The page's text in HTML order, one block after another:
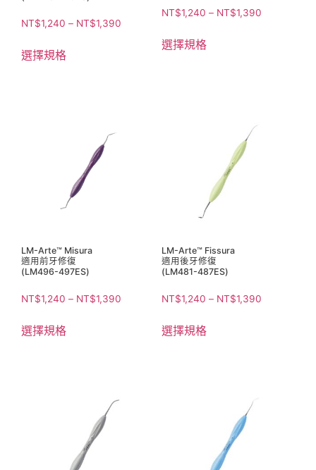
NT$1,240 – NT$1,390
選擇規格
NT$1,240 – NT$1,390
選擇規格
LM-Arte™ Misura
適用前牙修復
(LM496-497ES)
NT$1,240 – NT$1,390
選擇規格
LM-Arte™ Fissura
適用後牙修復
(LM481-487ES)
NT$1,240 – NT$1,390
選擇規格